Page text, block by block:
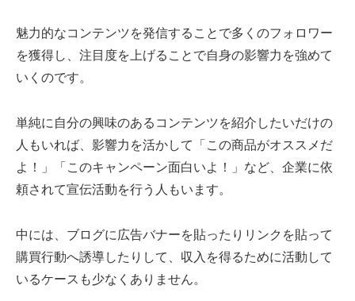
魅力的なコンテンツを発信することで多くのフォロワー
を獲得し、注目度を上げることで自身の影響力を強めて
いくのです。
単純に自分の興味のあるコンテンツを紹介したいだけの
人もいれば、影響力を活かして「この商品がオススメだ
よ！」「このキャンペーン面白いよ！」など、企業に依
頼されて宣伝活動を行う人もいます。
中には、ブログに広告バナーを貼ったりリンクを貼って
購買行動へ誘導したりして、収入を得るために活動して
いるケースも少なくありません。